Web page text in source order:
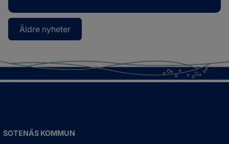
Äldre nyheter
SOTENÄS KOMMUN